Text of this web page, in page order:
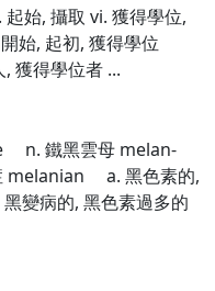
始, 攝取 vi. 獲得學位,
始, 起初, 獲得學位
獲得學位者 ...
n. 鐵黑雲母 melan-
melanian a. 黑色素的,
變病的, 黑色素過多的